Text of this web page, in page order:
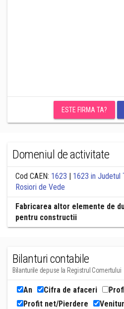
ESTE FIRMA TA?
Domeniul de activitate
Cod CAEN: 1623 | 1623 in Judetul
Rosiori de Vede
Fabricarea altor elemente de
pentru constructii
Bilanturi contabile
Bilanturile depuse la Registrul Comertului
An Cifra de afaceri
Profit net/Pierdere